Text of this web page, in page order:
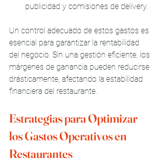
publicidad y comisiones de delivery.
Un control adecuado de estos gastos es
esencial para garantizar la rentabilidad
del negocio. Sin una gestión eficiente, los
márgenes de ganancia pueden reducirse
drásticamente, afectando la estabilidad
financiera del restaurante.
Estrategias para Optimizar
los Gastos Operativos en
Restaurantes